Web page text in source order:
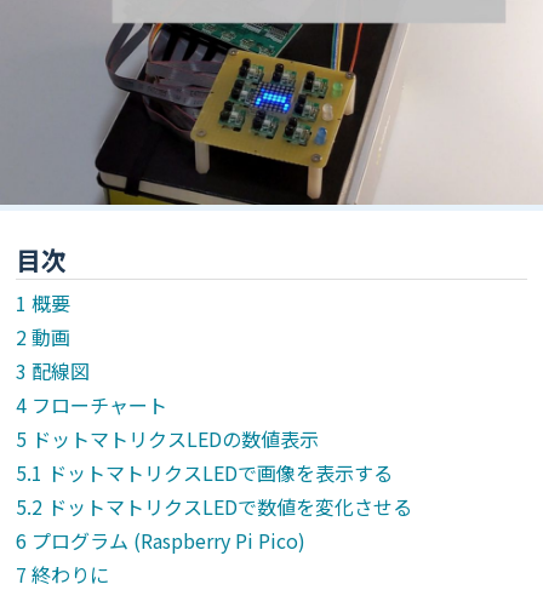
目次
概要
動画
配線図
フローチャート
ドットマトリクスLEDの数値表示
ドットマトリクスLEDで画像を表示する
ドットマトリクスLEDで数値を変化させる
プログラム (Raspberry Pi Pico)
終わりに